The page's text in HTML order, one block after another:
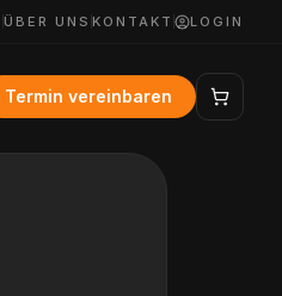
ÜBER UNS KONTAKT LOGIN
Termin vereinbaren